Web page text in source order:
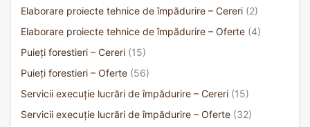
Elaborare proiecte tehnice de împădurire – Cereri (2)
Elaborare proiecte tehnice de împădurire – Oferte (4)
Puieți forestieri – Cereri (15)
Puieți forestieri – Oferte (56)
Servicii execuție lucrări de împădurire – Cereri (15)
Servicii execuție lucrări de împădurire – Oferte (32)